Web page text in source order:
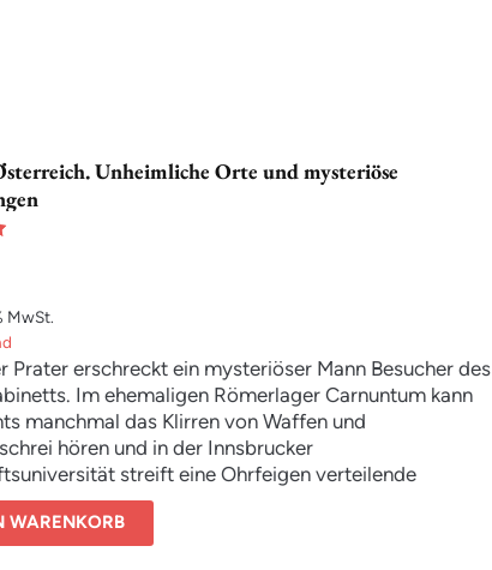
Unheimliche Orte und mysteriöse
MwSt.
Prater erschreckt ein mysteriöser Mann Besucher des
Im ehemaligen Römerlager Carnuntum kann
manchmal das Klirren von Waffen und
hören und in der Innsbrucker
streift eine Ohrfeigen verteilende
durch die Gänge.
WARENKORB